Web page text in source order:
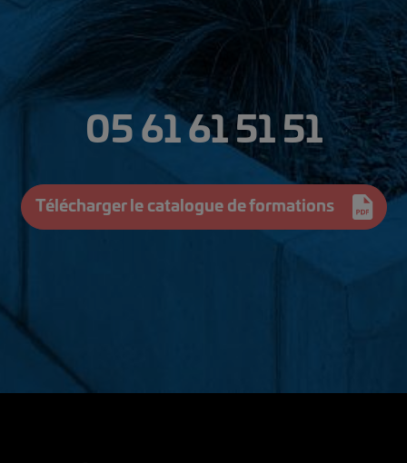
05 61 61 51 51
Télécharger le catalogue de formations